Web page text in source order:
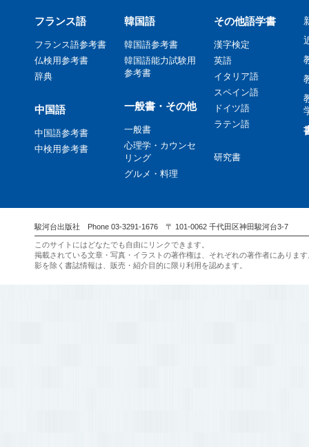
フランス語
フランス語参考書
仏検用参考書
辞典
中国語
中国語参考書
中検用参考書
韓国語
韓国語参考書
韓国語能力試験用
参考書
一般書・その他
一般書
心理学・カウンセ
リング
グルメ・料理
その他語学書
漢字検定
英語
イタリア語
スペイン語
ドイツ語
ラテン語
研究書
駿河台出版社 Phone 03-3291-1676 〒 101-0062 千代田区神田駿河台3-7
このサイトにはどなたでも自由にリンクできます。
掲載されている文章・写真・イラストの著作権は、それぞれの著作者にありま
影を除く書誌情報は、販売・紹介目的に限り利用を認めます。